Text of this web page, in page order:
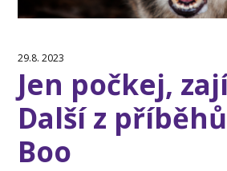
29.8. 2023
Jen počkej,
Další z
Boo